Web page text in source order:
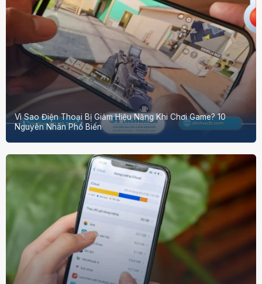
Vì Sao Điện Thoại Bị Giảm Hiệu Năng Khi Chơi Game? 10
Nguyên Nhân Phổ Biến